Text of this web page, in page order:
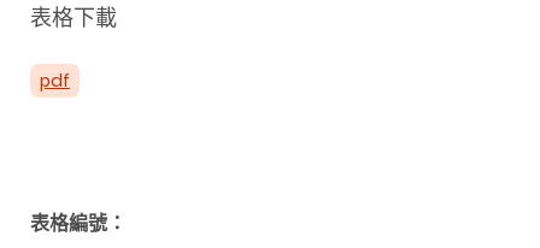
表格下載
pdf
表格編號：